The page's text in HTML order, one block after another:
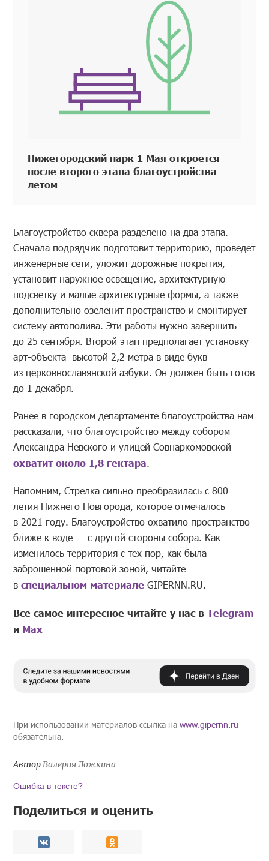
Нижегородский парк 1 Мая откроется
после второго этапа благоустройства
летом
Благоустройство сквера разделено на два этапа.
Сначала подрядчик подготовит территорию, проведет
инженерные сети, уложит дорожные покрытия,
установит наружное освещение, архитектурную
подсветку и малые архитектурные формы, а также
дополнительно озеленит пространство и смонтирует
систему автополива. Эти работы нужно завершить
до 25 сентября. Второй этап предполагает установку
арт-объекта высотой 2,2 метра в виде букв
из церковнославянской азбуки. Он должен быть готов
до 1 декабря.
Ранее в городском департаменте благоустройства нам
рассказали, что благоустройство между собором
Александра Невского и улицей Совнаркомовской
охватит около 1,8 гектара.
Напомним, Стрелка сильно преобразилась с 800-
летия Нижнего Новгорода, которое отмечалось
в 2021 году. Благоустройство охватило пространство
ближе к воде — с другой стороны собора. Как
изменилось территория с тех пор, как была
заброшенной портовой зоной, читайте
вспециальном материале GIPERNN.RU.
Все самое интересное читайте у нас вTelegram
и Mах
При использовании материалов ссылка наwww.gipernn.ru
обязательна.
АвторВалерия Ложкина
Ошибка в тексте?
Поделиться и оценить